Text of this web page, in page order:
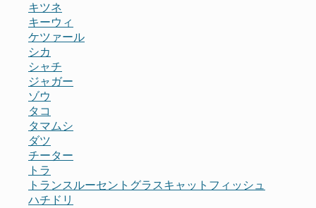
キツネ
キーウィ
ケツァール
シカ
シャチ
ジャガー
ゾウ
タコ
タマムシ
ダツ
チーター
トラ
トランスルーセントグラスキャットフィッシュ
ハチドリ